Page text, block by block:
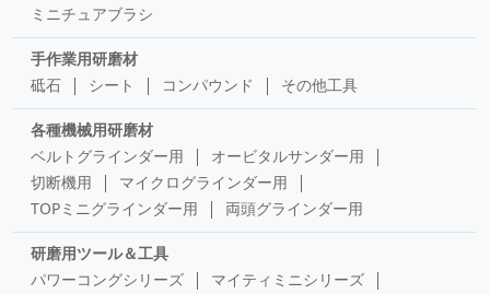
ミニチュアブラシ
手作業用研磨材
砥石
シート コンパウンド その他工具
各種機械用研磨材
ベルトグラインダー用
オービタルサンダー用
切断機用
マイクログラインダー用
TOPミニグラインダー用
両頭グラインダー用
研磨用ツール＆工具
パワーコングシリーズ
マイティミニシリーズ